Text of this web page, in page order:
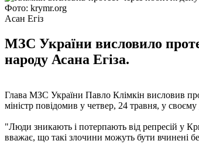
Фото: krymr.org
Асан Егіз
МЗС України висловило
народу Асана Егіза.
Глава МЗС України Павло Клімкін висловив
міністр повідомив у четвер, 24 травня, у своєму
"Люди зникають і потерпають від репресій у
вважає, що такі злочини можуть бути вчинені